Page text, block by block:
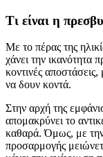
Τι είναι η
Με το πέρας της
χάνει την ικανότητα
κοντινές
να δουν κοντά.
Στην αρχή της
απομακρύνει το
καθαρά. Όμως, με
προσαρμογής